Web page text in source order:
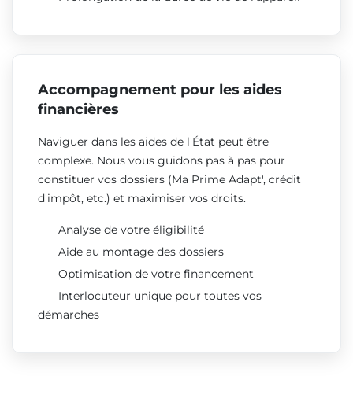
Accompagnement pour les aides
financières
Naviguer dans les aides de l'État peut être
complexe. Nous vous guidons pas à pas pour
constituer vos dossiers (Ma Prime Adapt', crédit
d'impôt, etc.) et maximiser vos droits.
Analyse de votre éligibilité
Aide au montage des dossiers
Optimisation de votre financement
Interlocuteur unique pour toutes vos
démarches